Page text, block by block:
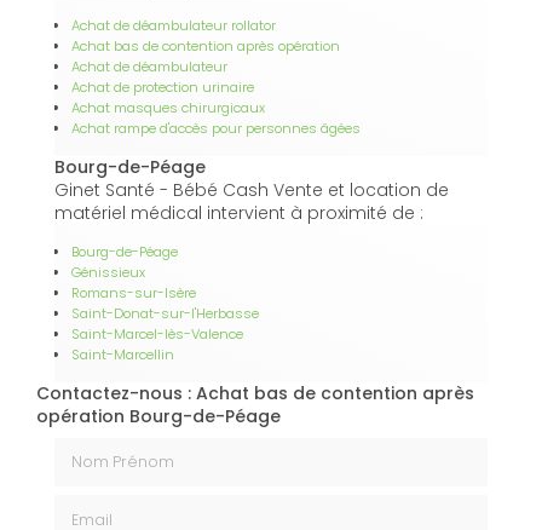
Achat de déambulateur rollator
Achat bas de contention après opération
Achat de déambulateur
Achat de protection urinaire
Achat masques chirurgicaux
Achat rampe d'accès pour personnes âgées
Bourg-de-Péage
Ginet Santé - Bébé Cash Vente et location de
matériel médical intervient à proximité de :
Bourg-de-Péage
Génissieux
Romans-sur-Isère
Saint-Donat-sur-l'Herbasse
Saint-Marcel-lès-Valence
Saint-Marcellin
Contactez-nous : Achat bas de contention après
opération Bourg-de-Péage